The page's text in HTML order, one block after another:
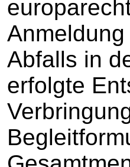
Abfalls in
erfolgte